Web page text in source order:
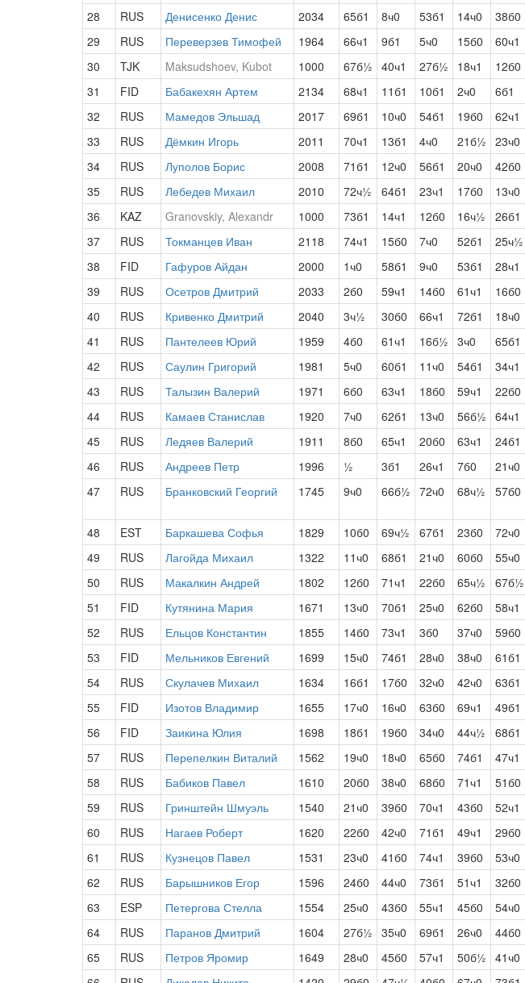
28 RUS Денисенко Денис 2034 65б1 8ч0 53б1 14ч0 38б0
29
RUS Переверзев Тимофей 1964 66ч1 9б1 5ч0 15б0 60ч1
30
TJK Maksudshoev, Kubot 1000 67б½ 40ч1 27б½ 18ч1 12б0
31
FID Бабакехян Артем 2134 68ч1 11б1 10б1 2ч0 6б1
32
RUS Мамедов Эльшад 2017 69б1 10ч0 54б1 19б0 62ч1
33
RUS Дёмкин Игорь 2011 70ч1 13б1 4ч0 21б½ 23ч0
34
RUS Луполов Борис 2008 71б1 12ч0 56б1 20ч0 42б0
35
RUS Лебедев Михаил 2010 72ч½ 64б1 23ч1 17б0 13ч0
36
KAZ Granovskiy, Alexandr 1000 73б1 14ч1 12б0 16ч½ 26б1
37
RUS Токманцев Иван 2118 74ч1 15б0 7ч0 52б1 25ч½
38
FID Гафуров Айдан 2000 1ч0 58б1 9ч0 53б1 28ч1
39
RUS Осетров Дмитрий 2033 2б0 59ч1 14б0 61ч1 16б0
40
RUS Кривенко Дмитрий 2040 3ч½ 30б0 66ч1 72б1 18ч0
41
RUS Пантелеев Юрий 1959 4б0 61ч1 16б½ 3ч0 65б1
42
RUS Саулин Григорий 1981 5ч0 60б1 11ч0 54б1 34ч1
43
RUS Талызин Валерий 1971 6б0 63ч1 18б0 59ч1 22б0
44
RUS Камаев Станислав 1920 7ч0 62б1 13ч0 56б½ 64ч1
45
RUS Ледяев Валерий 1911 8б0 65ч1 20б0 63ч1 24б1
46
RUS Андреев Петр 1996 ½ 3б1 26ч1 7б0 21ч0
47
RUS Бранковский Георгий 1745 9ч0 66б½ 72ч0 68ч½ 57б0
48 EST Баркашева Софья 1829 10б0 69ч½ 67б1 23б0 72ч0
49
RUS Лагойда Михаил 1322 11ч0 68б1 21ч0 60б0 55ч0
50
RUS Макалкин Андрей 1802 12б0 71ч1 22б0 65ч½ 67б½
51
FID Кутянина Мария 1671 13ч0 70б1 25ч0 62б0 58ч1
52
RUS Ельцов Константин 1855 14б0 73ч1 3б0 37ч0 59б0
53
FID Мельников Евгений 1699 15ч0 74б1 28ч0 38ч0 61б1
54
RUS Скулачев Михаил 1634 16б1 17б0 32ч0 42ч0 63б1
55
FID Изотов Владимир 1655 17ч0 16ч0 63б0 69ч1 49б1
56
FID Заикина Юлия 1698 18б1 19б0 34ч0 44ч½ 68б1
57
RUS Перепелкин Виталий 1562 19ч0 18ч0 65б0 74б1 47ч1
58
RUS Бабиков Павел 1610 20б0 38ч0 68б0 71ч1 51б0
59
RUS Гринштейн Шмуэль 1540 21ч0 39б0 70ч1 43б0 52ч1
60
RUS Нагаев Роберт 1620 22б0 42ч0 71б1 49ч1 29б0
61
RUS Кузнецов Павел 1531 23ч0 41б0 74ч1 39б0 53ч0
62
RUS Барышников Егор 1596 24б0 44ч0 73б1 51ч1 32б0
63
ESP Петергова Стелла 1554 25ч0 43б0 55ч1 45б0 54ч0
64
RUS Паранов Дмитрий 1604 27б½ 35ч0 69б1 26ч0 44б0
65
RUS Петров Яромир 1649 28ч0 45б0 57ч1 50б½ 41ч0